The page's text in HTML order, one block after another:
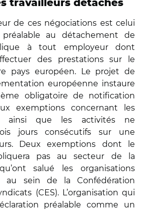
travailleurs détachés
de ces négociations est celui
au détachement de
à tout employeur dont
des prestations sur le
pays européen. Le projet de
européenne instaure
obligatoire de notification
exemptions concernant les
ainsi que les activités ne
jours consécutifs sur une
Deux exemptions dont le
pas au secteur de la
salué les organisations
au sein de la Confédération
(CES). L’organisation qui
préalable comme un